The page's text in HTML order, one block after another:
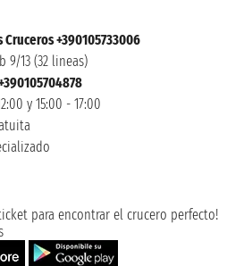
+390105733006
9/13 (32 lineas)
y 15:00 - 17:00
para encontrar el crucero perfecto!